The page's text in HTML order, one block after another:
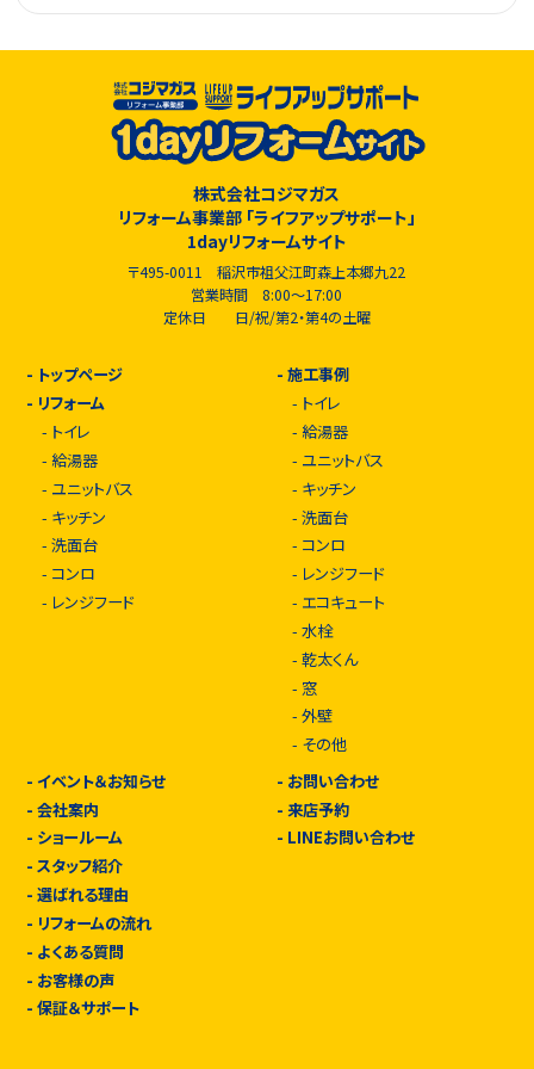
株式会社コジマガス
リフォーム事業部 「ライフアップサポート」
1dayリフォームサイト
〒495-0011 稲沢市祖父江町森上本郷九22
営業時間 8:00～17:00
定休日 日/祝/第2・第4の土曜
- トップページ
- リフォーム
- トイレ
- 給湯器
- ユニットバス
- キッチン
- 洗面台
- コンロ
- レンジフード
-施工事例
- トイレ
-給湯器
- ユニットバス
- キッチン
-洗面台
- コンロ
- レンジフード
- エコキュート
-水栓
-乾太くん
- 窓
-外壁
- その他
- イベント＆お知らせ
- 会社案内
- ショールーム
- スタッフ紹介
- 選ばれる理由
- リフォームの流れ
- よくある質問
- お客様の声
- 保証＆サポート
- お問い合わせ
- 来店予約
- LINEお問い合わせ